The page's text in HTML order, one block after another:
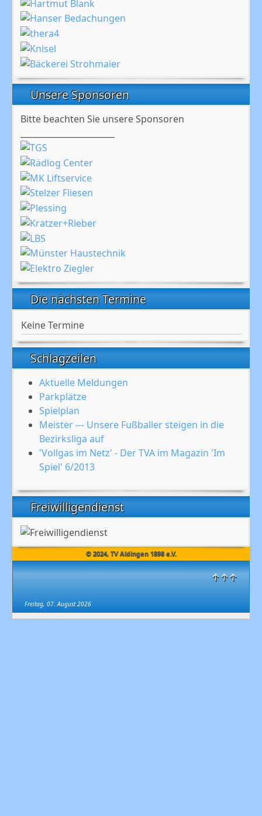
© 2024, TV Aldingen 1898 e.V.
↑↑↑
Freitag, 07. August 2026
Unsere Sponsoren
Bitte beachten Sie unsere Sponsoren
Die nächsten Termine
Keine Termine
Schlagzeilen
Aktuelle Meldungen
Parkplätze
Spielplan
Meister --- Unsere Fußballer steigen in die
Bezirksliga auf
'Vollgas im Netz' - Der TVA im Magazin 'Im
Spiel' 6/2013
Freiwilligendienst